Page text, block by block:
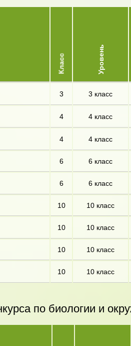
Класс Уровень
3 3 класс
4 4 класс
4 4 класс
6 6 класс
6 6 класс
10 10 класс
10 10 класс
10 10 класс
10 10 класс
по биологии и